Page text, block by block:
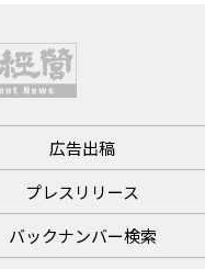
広告出稿
プレスリリース
バックナンバー検索